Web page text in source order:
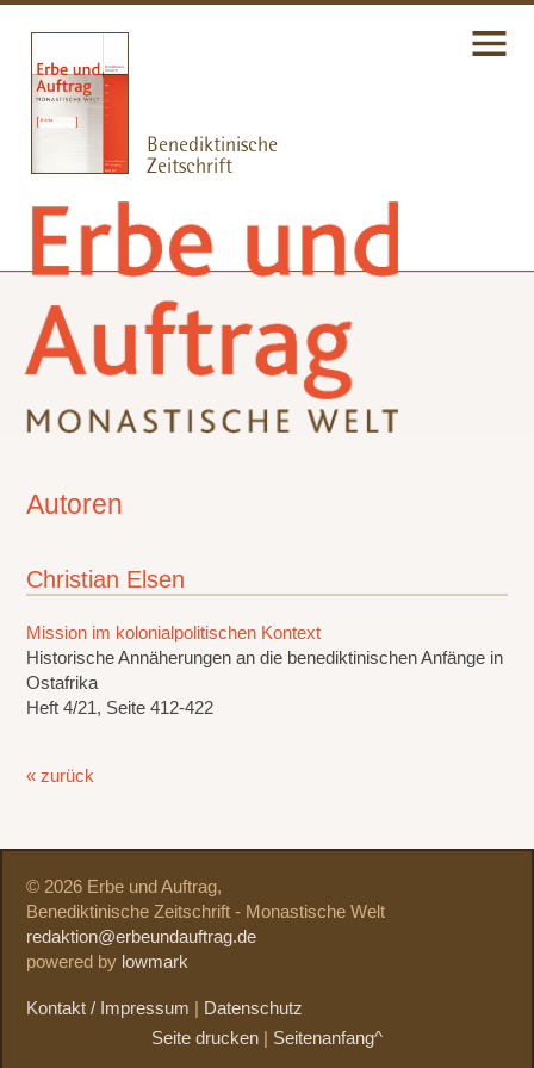
Autoren
Christian Elsen
Mission im kolonialpolitischen Kontext
Historische Annäherungen an die benediktinischen Anfänge in
Ostafrika
Heft 4/21, Seite 412-422
« zurück
© 2026 Erbe und Auftrag,
Benediktinische Zeitschrift - Monastische Welt
redaktion@erbeundauftrag.de
powered by lowmark
Kontakt / Impressum
Datenschutz
Seite drucken
Seitenanfang^